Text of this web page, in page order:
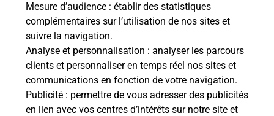
Mesure d’audience : établir des statistiques
complémentaires sur l’utilisation de nos sites et
suivre la navigation.
Analyse et personnalisation : analyser les parcours
clients et personnaliser en temps réel nos sites et
communications en fonction de votre navigation.
Publicité : permettre de vous adresser des publicités
en lien avec vos centres d’intérêts sur notre site et
Boîte aux lettres La Poste
Prochaine collecte du courriersamedi à 08h00
Le Village
48340 Trelans
Le lien s'ouvre dans un nouvel onglet